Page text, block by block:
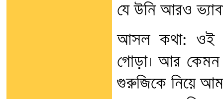
যে উনি আরও
আসল কথা: ওই
গোড়া। আর কেমন
গুরুজিকে নিয়ে